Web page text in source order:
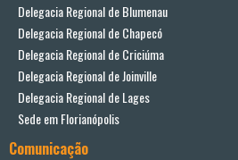
Delegacia Regional de Blumenau
Delegacia Regional de Chapecó
Delegacia Regional de Criciúma
Delegacia Regional de Joinville
Delegacia Regional de Lages
Sede em Florianópolis
Comunicação